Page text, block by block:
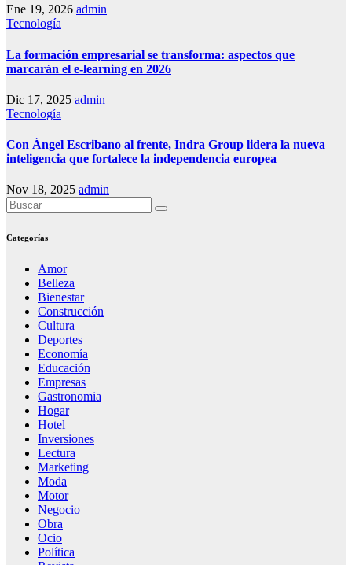
Ene 19, 2026 admin
Tecnología
La formación empresarial se transforma: aspectos que
marcarán el e-learning en 2026
Dic 17, 2025 admin
Tecnología
Con Ángel Escribano al frente, Indra Group lidera la nueva
inteligencia que fortalece la independencia europea
Nov 18, 2025 admin
Categorías
Amor
Belleza
Bienestar
Construcción
Cultura
Deportes
Economía
Educación
Empresas
Gastronomia
Hogar
Hotel
Inversiones
Lectura
Marketing
Moda
Motor
Negocio
Obra
Ocio
Política